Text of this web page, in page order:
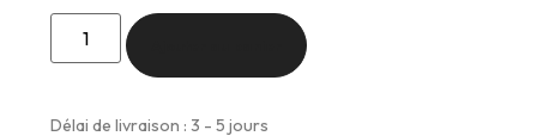
Délai de livraison : 3 - 5 jours